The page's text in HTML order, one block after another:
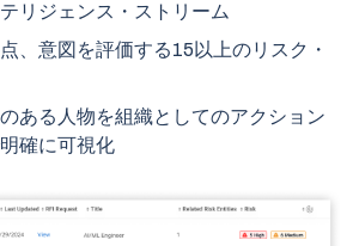
リジェンス・ストリーム
、意図を評価する15以上のリスク・
ある人物を組織としてのアクション
確に可視化